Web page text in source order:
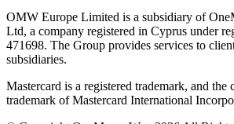
OMW Europe Limited is a subsidiary of
Ltd, a company registered in Cyprus under
471698. The Group provides services to
subsidiaries.
Mastercard is a registered trademark, and the
trademark of Mastercard International